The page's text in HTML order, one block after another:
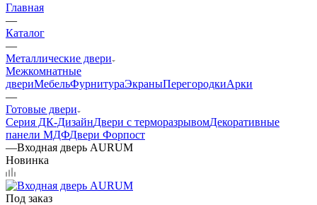
Главная
—
Каталог
—
Металлические двери
Межкомнатные
двериМебельФурнитураЭкраныПерегородкиАрки
—
Готовые двери
Серия ДК-ДизайнДвери с терморазрывомДекоративные
панели МДФДвери Форпост
—Входная дверь AURUM
Новинка
Под заказ